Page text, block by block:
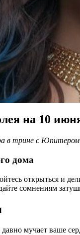
на 10
в трине с
дома
открыться и
сомнениям
мучает ваше